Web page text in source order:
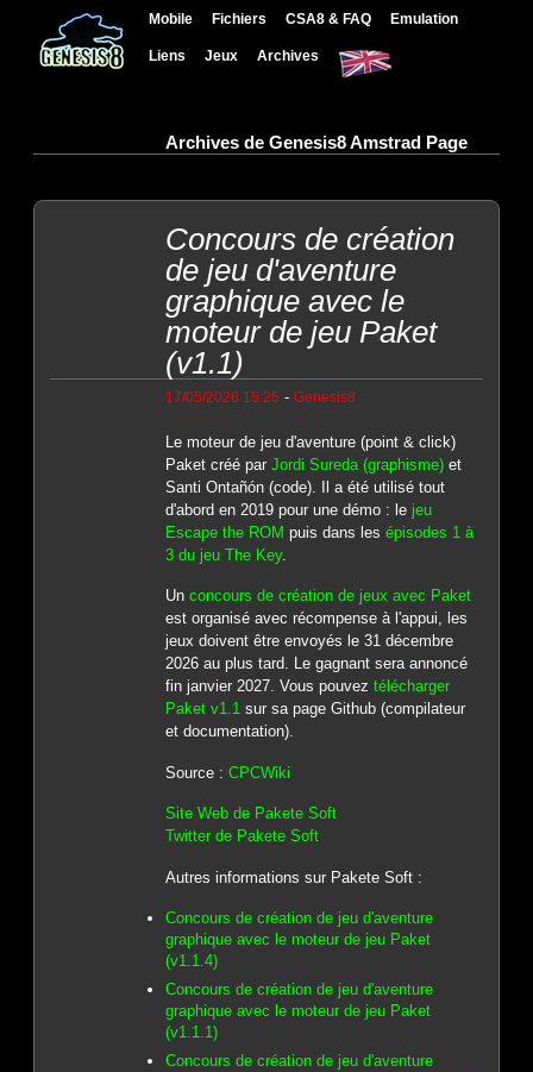
Mobile Fichiers CSA8 & FAQ Emulation
Liens Jeux Archives
Archives de Genesis8 Amstrad Page
Concours de création
de jeu d'aventure
graphique avec le
moteur de jeu Paket
(v1.1)
17/05/2026 15:25 - Genesis8
Le moteur de jeu d'aventure (point & click)
Paket créé par Jordi Sureda (graphisme)et
Santi Ontañón (code). Il a été utilisé tout
d'abord en 2019 pour une démo : le jeu
Escape the ROM puis dans les épisodes 1 à
3 du jeu The Key.
Un concours de création de jeux avec Paket
est organisé avec récompense à l'appui, les
jeux doivent être envoyés le 31 décembre
2026 au plus tard. Le gagnant sera annoncé
fin janvier 2027. Vous pouvez télécharger
Paket v1.1sur sa page Github (compilateur
et documentation).
Source : CPCWiki
Site Web de Pakete Soft
Twitter de Pakete Soft
Autres informations sur Pakete Soft :
Concours de création de jeu d'aventure
graphique avec le moteur de jeu Paket
(v1.1.4)
Concours de création de jeu d'aventure
graphique avec le moteur de jeu Paket
(v1.1.1)
Concours de création de jeu d'aventure